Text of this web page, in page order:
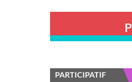
PARTICIPATIF